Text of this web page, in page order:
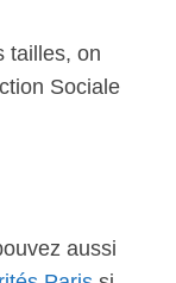
tailles, on
Sociale
aussi